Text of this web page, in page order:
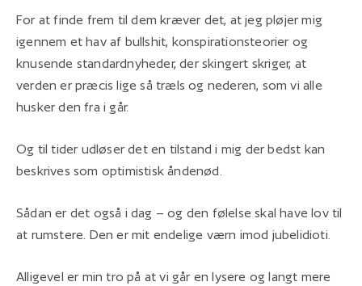
For at finde frem til dem kræver det, at jeg pløjer mig
igennem et hav af bullshit, konspirationsteorier og
knusende standardnyheder, der skingert skriger, at
verden er præcis lige så træls og nederen, som vi alle
husker den fra i går.
Og til tider udløser det en tilstand i mig der bedst kan
beskrives som optimistisk åndenød.
Sådan er det også i dag – og den følelse skal have lov til
at rumstere. Den er mit endelige værn imod jubelidioti.
Alligevel er min tro på at vi går en lysere og langt mere